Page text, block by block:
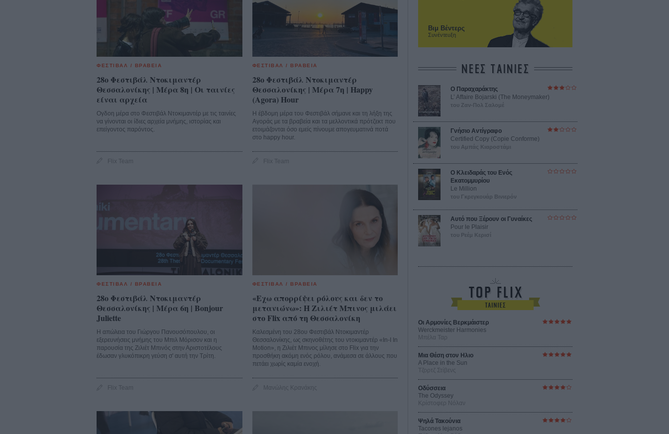
ΦΕΣΤΙΒΑΛ / ΒΡΑΒΕΙΑ
28o Φεστιβάλ Ντοκιμαντέρ
Θεσσαλονίκης | Μέρα 8η | Οι ταινίες
είναι αρχεία
Ογδοη μέρα στο Φεστιβάλ Ντοκιμαντέρ με τις ταινίες
να γίνονται οι ίδιες αρχεία μνήμης, ιστορίας και
επείγοντος παρόντος.
Flix Team
ΦΕΣΤΙΒΑΛ / ΒΡΑΒΕΙΑ
28o Φεστιβάλ Ντοκιμαντέρ
Θεσσαλονίκης | Μέρα 7η | Happy
(Agora) Hour
H έβδομη μέρα του Φεστιβάλ σήμανε και τη λήξη της
Αγοράς με τα βραβεία και τα μελλοντικά πρότζεκτ που
ετοιμάζονται όσο εμείς πίνουμε απογευματινά ποτά
στο happy hour.
Flix Team
ΦΕΣΤΙΒΑΛ / ΒΡΑΒΕΙΑ
28o Φεστιβάλ Ντοκιμαντέρ
Θεσσαλονίκης | Μέρα 6η | Bonjour
Juliette
Η απώλεια του Γιώργου Πανουσόπουλου, οι
εξερευνήσεις μνήμης του Μπιλ Μόρισον και η
παρουσία της Ζιλιέτ Μπινός στην Αριστοτέλους
έδωσαν γλυκόπικρη γεύση σ' αυτή την Τρίτη.
Flix Team
ΦΕΣΤΙΒΑΛ / ΒΡΑΒΕΙΑ
«Εχω απορρίψει ρόλους και δεν το
μετανιώνω»: Η Ζιλιέτ Μπινος μιλάει
στο Flix από τη Θεσσαλονίκη
Καλεσμένη του 28ου Φεστιβάλ Ντοκιμαντέρ
Θεσσαλονίκης, ως σκηνοθέτης του ντοκιμαντέρ «In-I In
Motion», η Ζιλιέτ Μπινος μίλησε στο Flix για την
προσθήκη ακόμη ενός ρόλου, ανάμεσα σε άλλους που
πετάει χωρίς καμία ενοχή.
Μανώλης Κρανάκης
Βιμ Βέντερς
Συνέντευξη
ΝΕΕΣ ΤΑΙΝΙΕΣ
Ο Παραχαράκτης
L’ Affaire Bojarski (The Moneymaker)
του Ζαν-Πολ Σαλομέ
Γνήσιο Αντίγραφο
Certified Copy (Copie Conforme)
του Αμπάς Κιαροστάμι
Ο Κλειδαράς του Ενός
Εκατομμυρίου
Le Million
του Γκρεγκουάρ Βινιερόν
Αυτό που Ξέρουν οι Γυναίκες
Pour le Plaisir
του Ρεέμ Κερισί
Οι Αρμονίες Βερκμάιστερ
Werckmeister Harmonies
Μπέλα Ταρ
Μια Θέση στον Ηλιο
A Place in the Sun
Τζορτζ Στίβενς
Οδύσσεια
The Odyssey
Κρίστοφερ Νόλαν
Ψηλά Τακούνια
Tacones lejanos